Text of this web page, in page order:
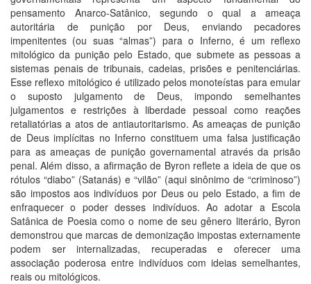
pensamento Anarco-Satânico, segundo o qual a ameaça
autoritária de punição por Deus, enviando pecadores
impenitentes (ou suas “almas”) para o Inferno, é um reflexo
mitológico da punição pelo Estado, que submete as pessoas a
sistemas penais de tribunais, cadeias, prisões e penitenciárias.
Esse reflexo mitológico é utilizado pelos monoteístas para emular
o suposto julgamento de Deus, impondo semelhantes
julgamentos e restrições à liberdade pessoal como reações
retaliatórias a atos de antiautoritarismo. As ameaças de punição
de Deus implícitas no Inferno constituem uma falsa justificação
para as ameaças de punição governamental através da prisão
penal. Além disso, a afirmação de Byron reflete a ideia de que os
rótulos “diabo” (Satanás) e “vilão” (aqui sinônimo de “criminoso”)
são impostos aos indivíduos por Deus ou pelo Estado, a fim de
enfraquecer o poder desses indivíduos. Ao adotar a Escola
Satânica de Poesia como o nome de seu gênero literário, Byron
demonstrou que marcas de demonização impostas externamente
podem ser internalizadas, recuperadas e oferecer uma
associação poderosa entre indivíduos com ideias semelhantes,
reais ou mitológicos.